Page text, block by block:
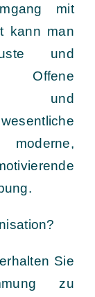
mit
kann man
und
Offene
und
Sie
zu